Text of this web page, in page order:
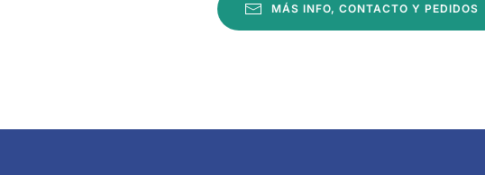
MÁS INFO, CONTACTO Y PEDIDOS